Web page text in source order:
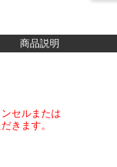
商品説明
セルまたは
きます。